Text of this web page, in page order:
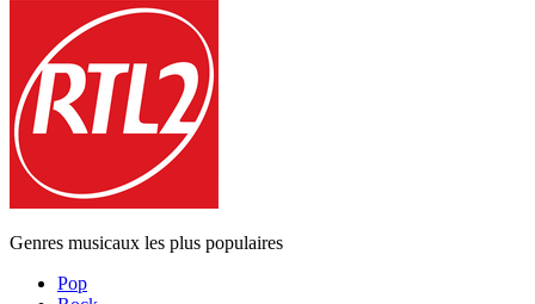
Genres musicaux les plus populaires
Pop